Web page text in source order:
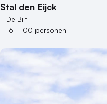
Stal den Eijck
De Bilt
16 - 100 personen